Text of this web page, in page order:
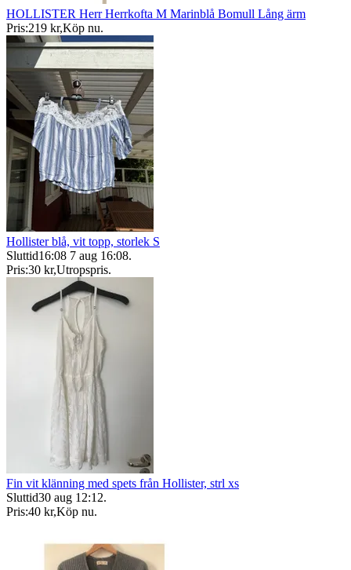
HOLLISTER Herr Herrkofta M Marinblå Bomull Lång ärm
Pris:219 kr,Köp nu.
Hollister blå, vit topp, storlek S
Sluttid16:08 7 aug 16:08.
Pris:30 kr,Utropspris.
Fin vit klänning med spets från Hollister, strl xs
Sluttid30 aug 12:12.
Pris:40 kr,Köp nu.